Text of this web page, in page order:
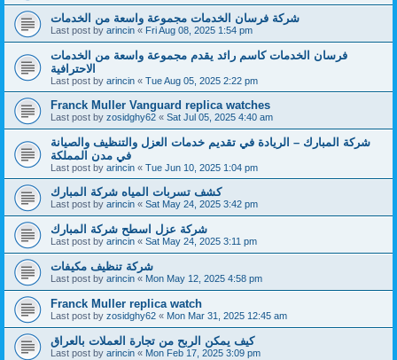
شركة فرسان الخدمات مجموعة واسعة من الخدمات
Last post by arincin « Fri Aug 08, 2025 1:54 pm
فرسان الخدمات كاسم رائد يقدم مجموعة واسعة من الخدمات
الاحترافية
Last post by arincin « Tue Aug 05, 2025 2:22 pm
Franck Muller Vanguard replica watches
Last post by zosidghy62 « Sat Jul 05, 2025 4:40 am
شركة المبارك – الريادة في تقديم خدمات العزل والتنظيف والصيانة
في مدن المملكة
Last post by arincin « Tue Jun 10, 2025 1:04 pm
كشف تسربات المياه شركة المبارك
Last post by arincin « Sat May 24, 2025 3:42 pm
شركة عزل اسطح شركة المبارك
Last post by arincin « Sat May 24, 2025 3:11 pm
شركة تنظيف مكيفات
Last post by arincin « Mon May 12, 2025 4:58 pm
Franck Muller replica watch
Last post by zosidghy62 « Mon Mar 31, 2025 12:45 am
كيف يمكن الربح من تجارة العملات بالعراق
Last post by arincin « Mon Feb 17, 2025 3:09 pm